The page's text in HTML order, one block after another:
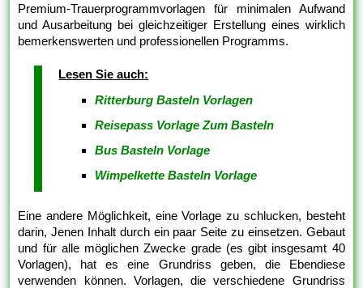
Premium-Trauerprogrammvorlagen für minimalen Aufwand
und Ausarbeitung bei gleichzeitiger Erstellung eines wirklich
bemerkenswerten und professionellen Programms.
Lesen Sie auch:
Ritterburg Basteln Vorlagen
Reisepass Vorlage Zum Basteln
Bus Basteln Vorlage
Wimpelkette Basteln Vorlage
Eine andere Möglichkeit, eine Vorlage zu schlucken, besteht
darin, Jenen Inhalt durch ein paar Seite zu einsetzen. Gebaut
und für alle möglichen Zwecke grade (es gibt insgesamt 40
Vorlagen), hat es eine Grundriss geben, die Ebendiese
verwenden können. Vorlagen, die verschiedene Grundriss